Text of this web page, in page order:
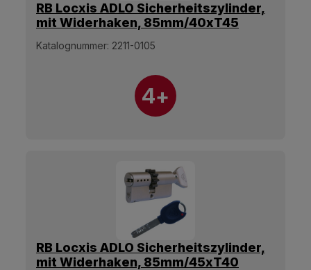
RB Locxis ADLO Sicherheitszylinder,
mit Widerhaken, 85mm/40xT45
Katalognummer: 2211-0105
4+
RB Locxis ADLO Sicherheitszylinder,
mit Widerhaken, 85mm/45xT40